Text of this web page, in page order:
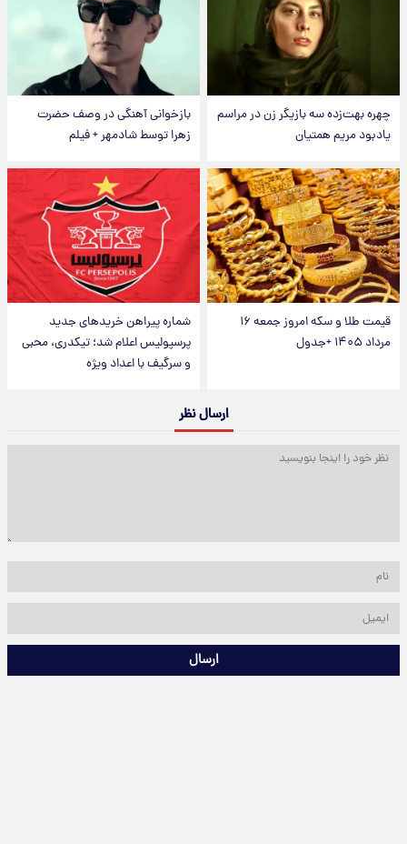
چهره بهت‌زده سه بازیگر زن در مراسم
یادبود مریم همتیان
بازخوانی آهنگی در وصف حضرت
زهرا توسط شادمهر + فیلم
قیمت طلا و سکه امروز جمعه ۱۶
مرداد ۱۴۰۵ +جدول
شماره پیراهن خریدهای جدید
پرسپولیس اعلام شد؛ تیکدری، محبی
و سرگیف با اعداد ویژه
ارسال نظر
ارسال